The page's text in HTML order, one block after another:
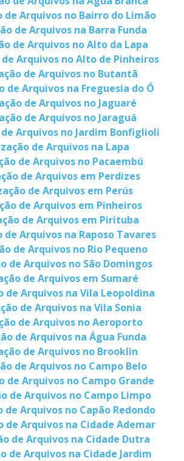
de Arquivos no Bairro do Limão
de Arquivos na Barra Funda
de Arquivos no Alto da Lapa
Arquivos no Alto de Pinheiros
de Arquivos no Butantã
de Arquivos na Freguesia do Ó
de Arquivos no Jaguaré
de Arquivos no Jaraguá
Arquivos no Jardim Bonfiglioli
de Arquivos na Lapa
de Arquivos no Pacaembú
de Arquivos em Perdizes
de Arquivos em Perús
de Arquivos em Pinheiros
de Arquivos em Pirituba
de Arquivos na Raposo Tavares
de Arquivos no Rio Pequeno
de Arquivos no São Domingos
de Arquivos em Sumaré
de Arquivos na Vila Leopoldina
de Arquivos na Vila Sonia
de Arquivos no Aeroporto
de Arquivos na Água Funda
de Arquivos no Brooklin
de Arquivos no Campo Belo
de Arquivos no Campo Grande
de Arquivos no Campo Limpo
de Arquivos no Capão Redondo
de Arquivos na Cidade Ademar
de Arquivos na Cidade Dutra
de Arquivos na Cidade Jardim